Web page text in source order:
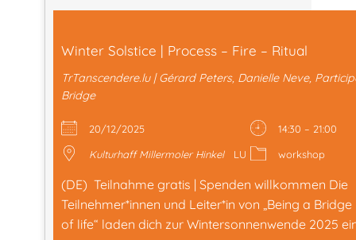
Winter Solstice | Process – Fire – Ritual
TrTanscendere.lu | Gérard Peters, Danielle Neve,
Bridge
20/12/2025
14:30 – 21:00
Kulturhaff Millermoler Hinkel
LU workshop
(DE) Teilnahme gratis | Spenden willkommen Die
Teilnehmer*innen und Leiter*in von „Being a
of life“ laden dich zur Wintersonnenwende 2025